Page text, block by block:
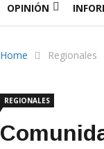
OPINIÓN
Home Regionales
REGIONALES